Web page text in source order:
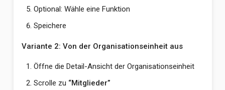
Optional: Wähle eine Funktion
Speichere
Variante 2: Von der Organisationseinheit aus
Öffne die Detail-Ansicht der Organisationseinheit
Scrolle zu “Mitglieder”